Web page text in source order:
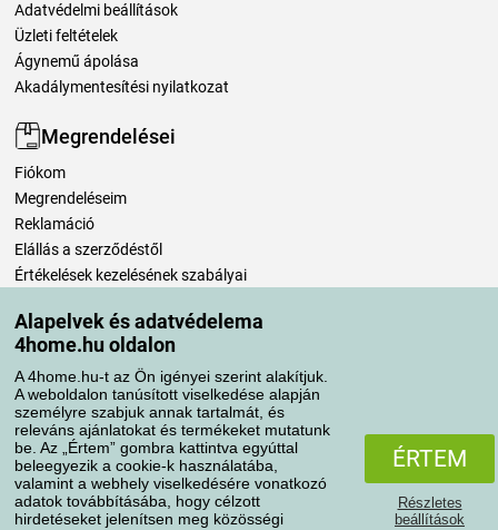
Alapelvek és adatvédelema
4home.hu oldalon
A 4home.hu-t az Ön igényei szerint alakítjuk.
A weboldalon tanúsított viselkedése alapján
személyre szabjuk annak tartalmát, és
releváns ajánlatokat és termékeket mutatunk
be. Az „Értem” gombra kattintva egyúttal
beleegyezik a cookie-k használatába,
valamint a webhely viselkedésére vonatkozó
adatok továbbításába, hogy célzott
hirdetéseket jelenítsen meg közösségi
ÉRTEM
Részletes
beállítások
Adatvédelmi beállítások
Üzleti feltételek
Ágynemű ápolása
Akadálymentesítési nyilatkozat
Megrendelései
Fiókom
Megrendeléseim
Reklamáció
Elállás a szerződéstől
Értékelések kezelésének szabályai
Szállítási módok
Fizetési módok